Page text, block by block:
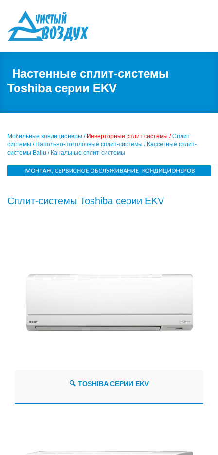
Настенные сплит-системы
Toshiba серии EKV
Мобильные кондиционеры / Инверторные сплит системы / Сплит
системы / Напольно-потолочные сплит-системы / Кассетные сплит-
системы Ballu / Канальные сплит-системы
Сплит-системы Toshiba серии EKV
🔍 TOSHIBA СЕРИИ EKV